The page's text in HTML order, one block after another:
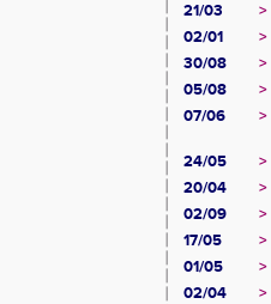
21/03
>
02/01
>
30/08
>
05/08
>
07/06
>
24/05
>
20/04
>
02/09
>
17/05
>
01/05
>
02/04
>